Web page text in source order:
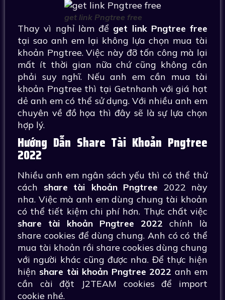
get link Pngtree free
Thay vì nghỉ làm để get link Pngtree free
tại sao anh em lại không lựa chọn mua tài
khoản Pngtree. Việc này đỡ tốn công mà lại
mất ít thời gian nữa chứ cũng không cần
phải suy nghĩ. Nếu anh em cần mua tài
khoản Pngtree thì tại Getnhanh với giá hạt
dẻ anh em có thể sử dụng. Với nhiều anh em
chuyên về đồ họa thì đây sẽ là sự lựa chọn
hợp lý.
Hướng Dẫn Share Tài Khoản Pngtree
2022
Nhiều anh em ngân sách yếu thì có thể thử
cách share tài khoản Pngtree 2022 này
nha. Việc mà anh em dùng chung tài khoản
có thể tiết kiệm chi phí hơn. Thực chất việc
share tài khoản Pngtree 2022 chính là
share cookies để dùng chung. Anh có có thể
mua tài khoản rồi share cookies dùng chung
với người khác cũng được nha. Để thực hiện
hiện share tài khoản Pngtree 2022 anh em
cần cài đặt J2TEAM cookies để import
cookie nhé.